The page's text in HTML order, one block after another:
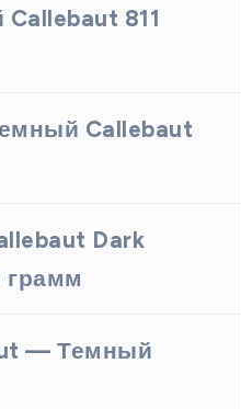
811
Callebaut
Dark
грамм
— Темный